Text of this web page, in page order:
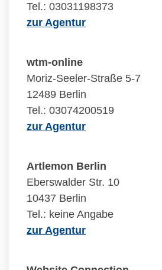
Tel.: 03031198373
zur Agentur
wtm-online
Moriz-Seeler-Straße 5-7
12489 Berlin
Tel.: 03074200519
zur Agentur
Artlemon Berlin
Eberswalder Str. 10
10437 Berlin
Tel.: keine Angabe
zur Agentur